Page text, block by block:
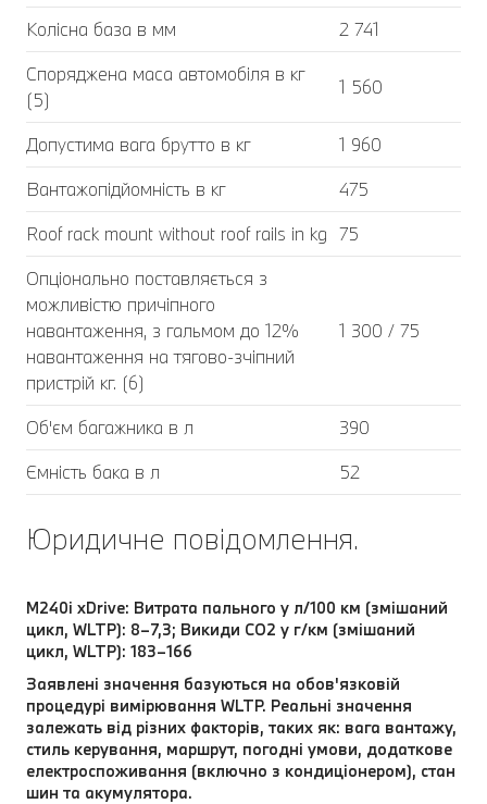
Колісна база в мм
2 741
Споряджена маса автомобіля в кг
(5)
1 560
Допустима вага брутто в кг
1 960
Вантажопідйомність в кг
475
Roof rack mount without roof rails in kg 75
Опціонально поставляється з
можливістю причіпного
навантаження, з гальмом до 12%
навантаження на тягово-зчіпний
пристрій кг. (6)
1 300 / 75
Об'єм багажника в л
390
Ємність бака в л
52
Юридичне повідомлення.
M240i xDrive: Витрата пального у л/100 км (змішаний
цикл, WLTP): 8–7,3; Викиди СО2 у г/км (змішаний
цикл, WLTP): 183–166
Заявлені значення базуються на обов'язковій
процедурі вимірювання WLTP. Реальні значення
залежать від різних факторів, таких як: вага вантажу,
стиль керування, маршрут, погодні умови, додаткове
електроспоживання (включно з кондиціонером), стан
шин та акумулятора.